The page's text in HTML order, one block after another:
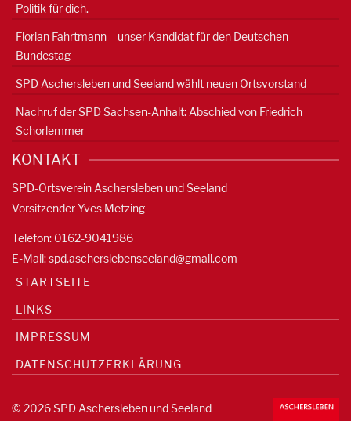
Politik für dich.
Florian Fahrtmann – unser Kandidat für den Deutschen
Bundestag
SPD Aschersleben und Seeland wählt neuen Ortsvorstand
Nachruf der SPD Sachsen-Anhalt: Abschied von Friedrich
Schorlemmer
KONTAKT
SPD-Ortsverein Aschersleben und Seeland
Vorsitzender Yves Metzing
Telefon: 0162-9041986
E-Mail:spd.ascherslebenseeland@gmail.com
STARTSEITE
LINKS
IMPRESSUM
DATENSCHUTZERKLÄRUNG
© 2026 SPD Aschersleben und Seeland